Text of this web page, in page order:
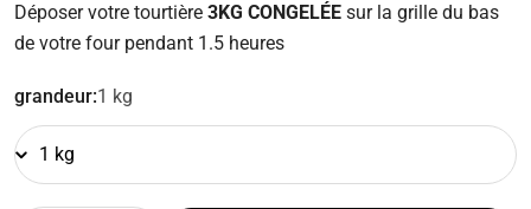
Déposer votre tourtière 3KG CONGELÉE sur la grille du bas
de votre four pendant 1.5 heures
grandeur:1 kg